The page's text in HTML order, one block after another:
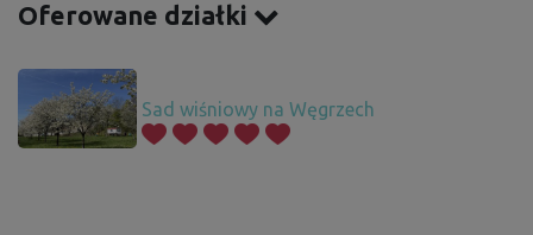
Oferowane działki
Sad wiśniowy na Węgrzech